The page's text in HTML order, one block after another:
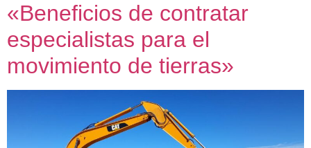
«Beneficios de contratar
especialistas para el
movimiento de tierras»